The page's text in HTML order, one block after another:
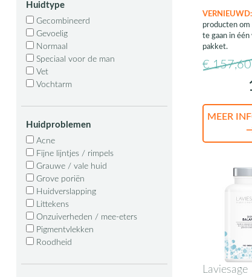
Huidtype
Gecombineerd
Gevoelig
Normaal
Speciaal voor de man
Vet
Vochtarm
Huidproblemen
Acne
Fijne lijntjes / rimpels
Grauwe / vale huid
Grove poriën
Huidverslapping
Littekens
Onzuiverheden / mee-eters
Pigmentvlekken
Roodheid
VERNIEUWD:
producten om
te gaan in
pakket.
€ 157,60
MEER
Laviesage